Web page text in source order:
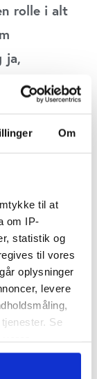
Om
til at
om IP-
statistik og
til vores
oplysninger
levere
Se
samtykke
rolle i alt
ja,
et værktøj
på risikoen
et tal i
hvilke
med sig.
i mange
til